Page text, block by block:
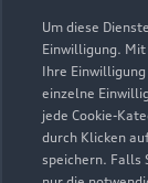
Um diese
Einwilligung.
Ihre
einzelne
jede Cookie-
durch Klicken
speichern. Falls
Verkauf